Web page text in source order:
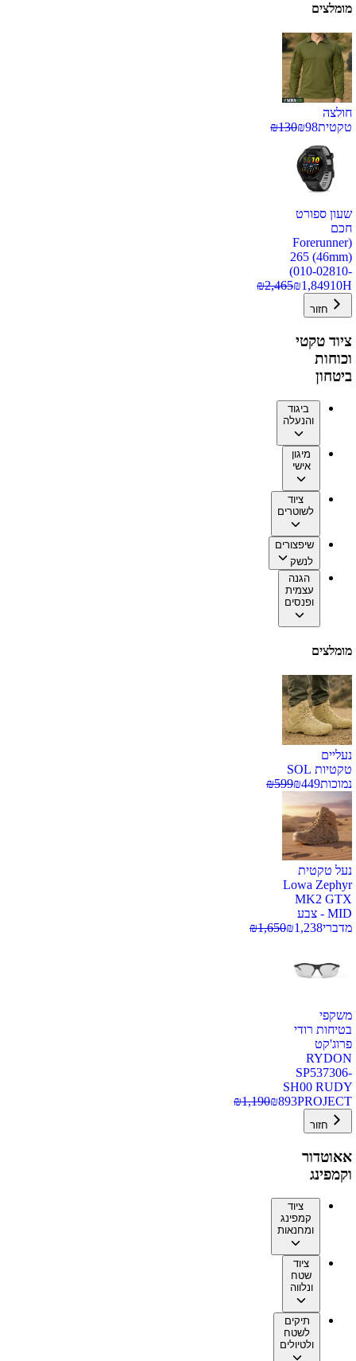
מומלצים
חולצה
טקטית
₪98
₪130
שעון ספורט
חכם
(Forerunner
265 (46mm)
(010-02810-
10H
₪1,849
₪2,465
חזור
ציוד טקטי
וכוחות
ביטחון
ביגוד
והנעלה
מיגון
אישי
ציוד
לשוטרים
שיפצורים
לנשק
הגנה
עצמית
ופנסים
מומלצים
נעליים
טקטיות SOL
נמוכות
₪449
₪599
נעל טקטית
Lowa Zephyr
MK2 GTX
MID - צבע
מדברי
₪1,238
₪1,650
משקפי
בטיחות רודי
פרוג'קט
RYDON
SP537306-
SH00 RUDY
PROJECT
₪893
₪1,190
חזור
אאוטדור
וקמפינג
ציוד
קמפינג
ומחנאות
ציוד
שטח
ונלווה
תיקים
לשטח
ולטיולים